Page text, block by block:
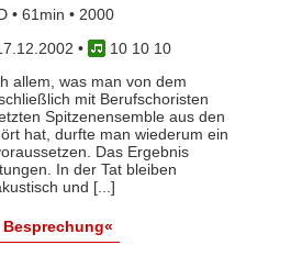
• 61min • 2000
•
10 10 10
allem, was man von dem
mit Berufschoristen
Spitzenensemble aus den
hat, durfte man wiederum ein
Das Ergebnis
In der Tat bleiben
und [...]
Besprechung«